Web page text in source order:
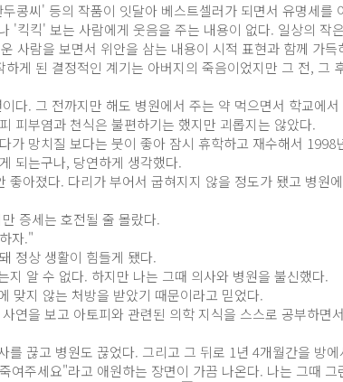
콩씨' 등의 작품이 잇달아 베스트셀러가 되면서 유명세를
'킥킥' 보는 사람에게 웃음을 주는 내용이 없다. 일상의 작
사람을 보면서 위안을 삼는 내용이 시적 표현과 함께 가득
게 된 결정적인 계기는 아버지의 죽음이었지만 그 전, 그
다. 그 전까지만 해도 병원에서 주는 약 먹으면서 학교에
피부염과 천식은 불편하기는 했지만 괴롭지는 않았다.
가 망치질 보다는 붓이 좋아 잠시 휴학하고 재수해서
되는구나, 당연하게 생각했다.
좋아졌다. 다리가 부어서 굽혀지지 않을 정도가 됐고 병원
증세는 호전될 줄 몰랐다.
자."
정상 생활이 힘들게 됐다.
지 알 수 없다. 하지만 나는 그때 의사와 병원을 불신했다.
맞지 않는 처방을 받았기 때문이라고 믿었다.
연을 보고 아토피와 관련된 의학 지식을 스스로 공부하면
를 끊고 병원도 끊었다. 그리고 그 뒤로 1년 4개월간을 방
여주세요"라고 애원하는 장면이 가끔 나온다. 나는 그때 그